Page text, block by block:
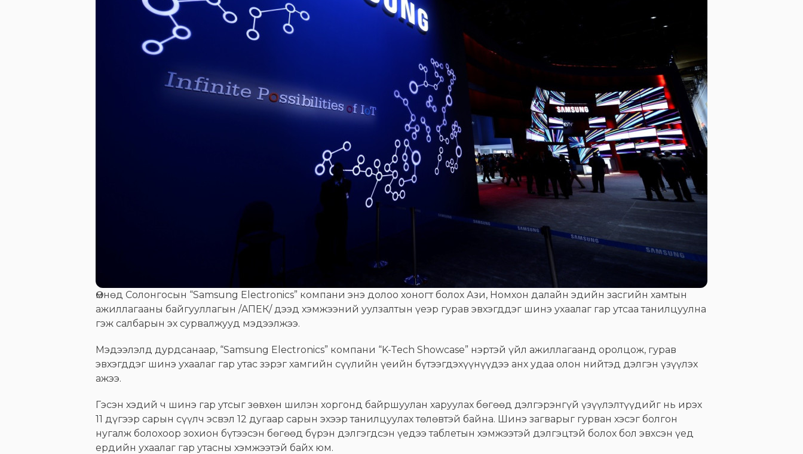
Өмнөд Солонгосын “Samsung Electronics” компани энэ долоо хоногт болох Ази, Номхон далайн эдийн засгийн хамтын
ажиллагааны байгууллагын /AПЕК/ дээд хэмжээний уулзалтын үеэр гурав эвхэгддэг шинэ ухаалаг гар утсаа танилцуулна
гэж салбарын эх сурвалжууд мэдээлжээ.
Мэдээлэлд дурдсанаар, “Samsung Electronics” компани “K-Tech Showcase” нэртэй үйл ажиллагаанд оролцож, гурав
эвхэгддэг шинэ ухаалаг гар утас зэрэг хамгийн сүүлийн үеийн бүтээгдэхүүнүүдээ анх удаа олон нийтэд дэлгэн үзүүлэх
ажээ.
Гэсэн хэдий ч шинэ гар утсыг зөвхөн шилэн хоргонд байршуулан харуулах бөгөөд дэлгэрэнгүй үзүүлэлтүүдийг нь ирэх
11 дүгээр сарын сүүлч эсвэл 12 дугаар сарын эхээр танилцуулах төлөвтэй байна. Шинэ загварыг гурван хэсэг болгон
нугалж болохоор зохион бүтээсэн бөгөөд бүрэн дэлгэгдсэн үедээ таблетын хэмжээтэй дэлгэцтэй болох бол эвхсэн үед
ердийн ухаалаг гар утасны хэмжээтэй байх юм.